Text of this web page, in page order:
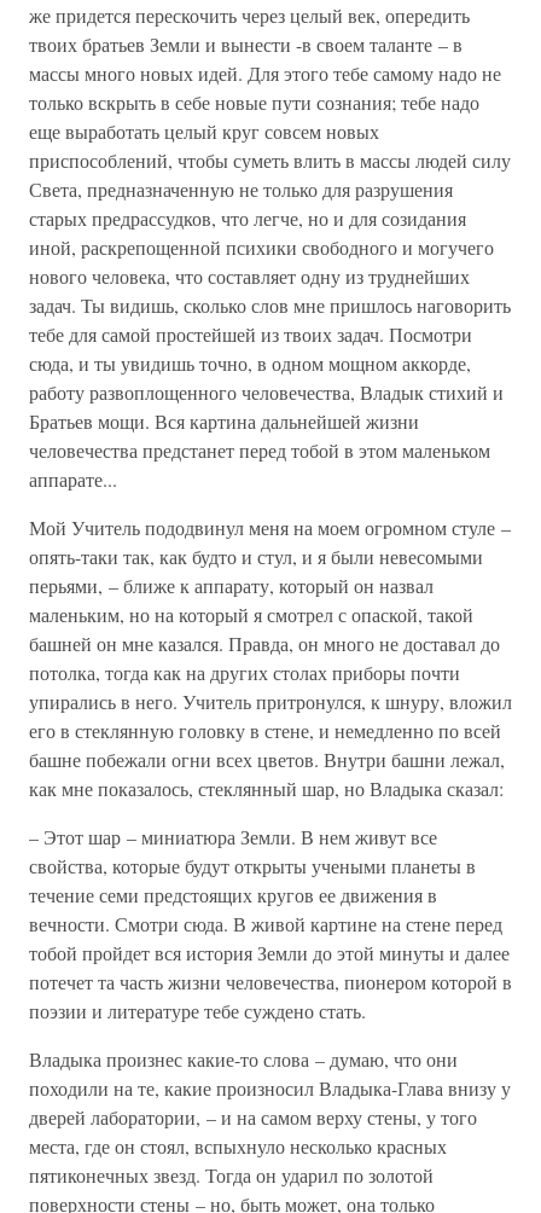
же придется перескочить через целый век, опередить
твоих братьев Земли и вынести -в своем таланте – в
массы много новых идей. Для этого тебе самому надо не
только вскрыть в себе новые пути сознания; тебе надо
еще выработать целый круг совсем новых
приспособлений, чтобы суметь влить в массы людей силу
Света, предназначенную не только для разрушения
старых предрассудков, что легче, но и для созидания
иной, раскрепощенной психики свободного и могучего
нового человека, что составляет одну из труднейших
задач. Ты видишь, сколько слов мне пришлось наговорить
тебе для самой простейшей из твоих задач. Посмотри
сюда, и ты увидишь точно, в одном мощном аккорде,
работу развоплощенного человечества, Владык стихий и
Братьев мощи. Вся картина дальнейшей жизни
человечества предстанет перед тобой в этом маленьком
аппарате...
Мой Учитель пододвинул меня на моем огромном стуле –
опять-таки так, как будто и стул, и я были невесомыми
перьями, – ближе к аппарату, который он назвал
маленьким, но на который я смотрел с опаской, такой
башней он мне казался. Правда, он много не доставал до
потолка, тогда как на других столах приборы почти
упирались в него. Учитель притронулся, к шнуру, вложил
его в стеклянную головку в стене, и немедленно по всей
башне побежали огни всех цветов. Внутри башни лежал,
как мне показалось, стеклянный шар, но Владыка сказал:
– Этот шар – миниатюра Земли. В нем живут все
свойства, которые будут открыты учеными планеты в
течение семи предстоящих кругов ее движения в
вечности. Смотри сюда. В живой картине на стене перед
тобой пройдет вся история Земли до этой минуты и далее
потечет та часть жизни человечества, пионером которой в
поэзии и литературе тебе суждено стать.
Владыка произнес какие-то слова – думаю, что они
походили на те, какие произносил Владыка-Глава внизу у
дверей лаборатории, – и на самом верху стены, у того
места, где он стоял, вспыхнуло несколько красных
пятиконечных звезд. Тогда он ударил по золотой
поверхности стены – но, быть может, она только